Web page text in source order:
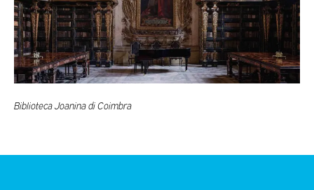
Biblioteca Joanina di Coimbra